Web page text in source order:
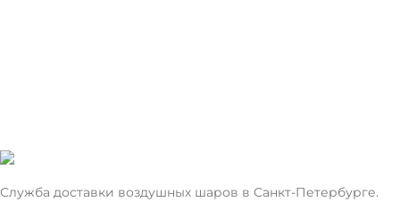
Служба доставки воздушных шаров в Санкт-Петербурге.